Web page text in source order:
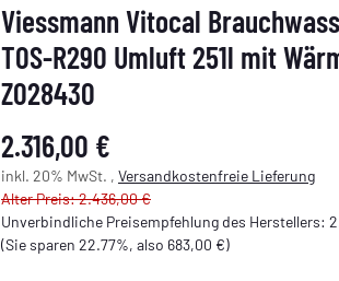
Viessmann Vitocal
T0S-R290 Umluft 251l mit
Z028430
2.316,00 €
inkl. 20% MwSt. , Versandkostenfreie Lieferung
Alter Preis: 2.436,00 €
Unverbindliche Preisempfehlung des Herstellers:
(Sie sparen 22.77%, also 683,00 €)